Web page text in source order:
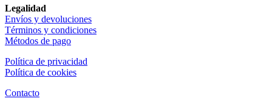
Legalidad
Envíos y devoluciones
Términos y condiciones
Métodos de pago
Política de privacidad
Política de cookies
Contacto